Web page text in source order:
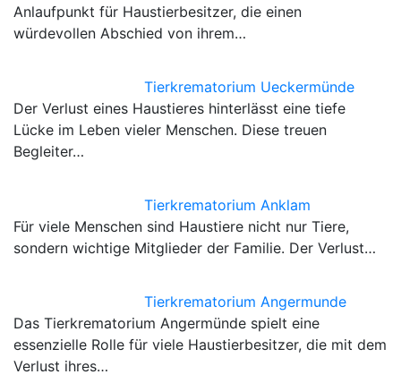
Anlaufpunkt für Haustierbesitzer, die einen
würdevollen Abschied von ihrem…
Tierkrematorium Ueckermünde
Der Verlust eines Haustieres hinterlässt eine tiefe
Lücke im Leben vieler Menschen. Diese treuen
Begleiter…
Tierkrematorium Anklam
Für viele Menschen sind Haustiere nicht nur Tiere,
sondern wichtige Mitglieder der Familie. Der Verlust…
Tierkrematorium Angermunde
Das Tierkrematorium Angermünde spielt eine
essenzielle Rolle für viele Haustierbesitzer, die mit dem
Verlust ihres…